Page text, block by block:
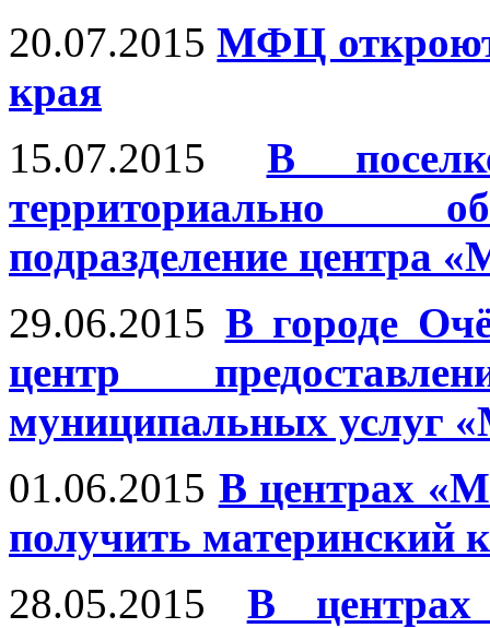
20.07.2015 МФЦ откроют
края
15.07.2015
В
территориально
подразделение центра
29.06.2015 В городе
центр
муниципальных услуг
01.06.2015 В центрах
получить материнский
28.05.2015
В